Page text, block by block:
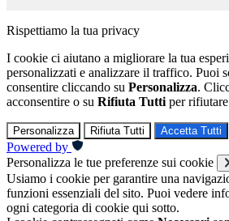
Rispettiamo la tua privacy
I cookie ci aiutano a migliorare la tua
personalizzati e analizzare il traffico. Puoi
consentire cliccando su Personalizza.
acconsentire o su Rifiuta Tutti per
Personalizza Rifiuta Tutti Accetta Tutti
Powered by
Personalizza le tue preferenze sui cookie
Usiamo i cookie per garantire una
funzioni essenziali del sito. Puoi vedere
ogni categoria di cookie qui sotto.